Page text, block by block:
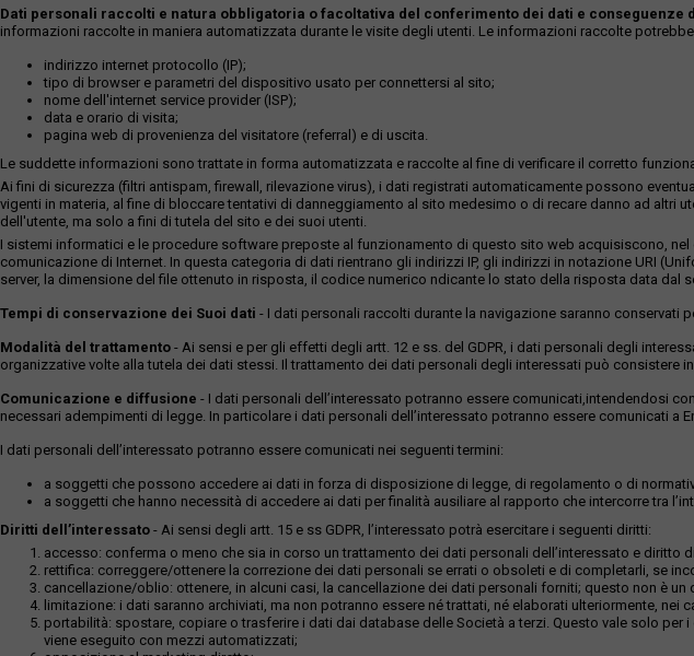
Dati personali raccolti e natura obbligatoria o facoltativa del conferimento dei dati e conseguenze
informazioni raccolte in maniera automatizzata durante le visite degli utenti. Le informazioni raccolte
indirizzo internet protocollo (IP);
tipo di browser e parametri del dispositivo usato per connettersi al sito;
nome dell'internet service provider (ISP);
data e orario di visita;
pagina web di provenienza del visitatore (referral) e di uscita.
Le suddette informazioni sono trattate in forma automatizzata e raccolte al fine di verificare il corretto
Ai fini di sicurezza (filtri antispam, firewall, rilevazione virus), i dati registrati automaticamente possono
vigenti in materia, al fine di bloccare tentativi di danneggiamento al sito medesimo o di recare danno ad
dell'utente, ma solo a fini di tutela del sito e dei suoi utenti.
I sistemi informatici e le procedure software preposte al funzionamento di questo sito web acquisiscono,
comunicazione di Internet. In questa categoria di dati rientrano gli indirizzi IP, gli indirizzi in notazione URI
server, la dimensione del file ottenuto in risposta, il codice numerico ndicante lo stato della risposta data dal
Tempi di conservazione dei Suoi dati - I dati personali raccolti durante la navigazione saranno conservati
Modalità del trattamento - Ai sensi e per gli effetti degli artt. 12 e ss. del GDPR, i dati personali degli
organizzative volte alla tutela dei dati stessi. Il trattamento dei dati personali degli interessati può consistere
Comunicazione e diffusione - I dati personali dell’interessato potranno essere comunicati,intendendosi
necessari adempimenti di legge. In particolare i dati personali dell’interessato potranno essere comunicati
I dati personali dell’interessato potranno essere comunicati nei seguenti termini:
a soggetti che possono accedere ai dati in forza di disposizione di legge, di regolamento o di
a soggetti che hanno necessità di accedere ai dati per finalità ausiliare al rapporto che intercorre tra
Diritti dell’interessato - Ai sensi degli artt. 15 e ss GDPR, l’interessato potrà esercitare i seguenti diritti:
accesso: conferma o meno che sia in corso un trattamento dei dati personali dell’interessato e
rettifica: correggere/ottenere la correzione dei dati personali se errati o obsoleti e di completarli, se
cancellazione/oblio: ottenere, in alcuni casi, la cancellazione dei dati personali forniti; questo non è
limitazione: i dati saranno archiviati, ma non potranno essere né trattati, né elaborati ulteriormente, nei
portabilità: spostare, copiare o trasferire i dati dai database delle Società a terzi. Questo vale solo
viene eseguito con mezzi automatizzati;